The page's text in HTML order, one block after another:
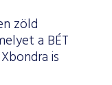
zöld
a BÉT
is